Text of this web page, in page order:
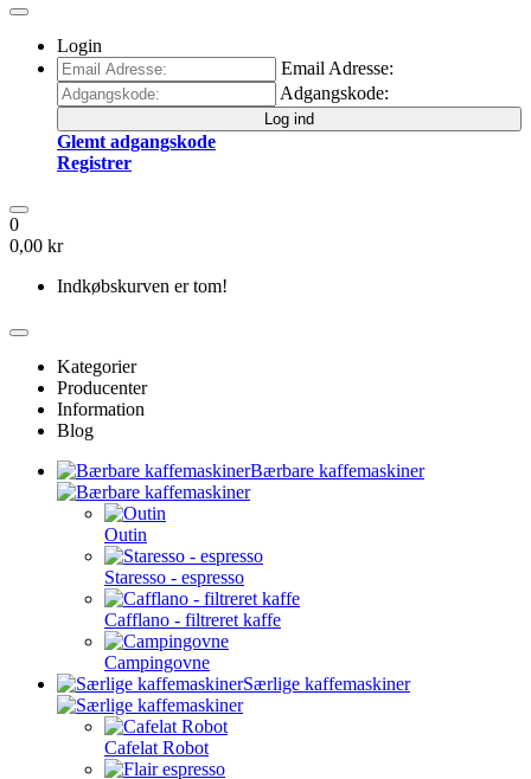
Login
Email Adresse:
Adgangskode:
Log ind
Glemt adgangskode
Registrer
0
0,00 kr
Indkøbskurven er tom!
Kategorier
Producenter
Information
Blog
Bærbare kaffemaskiner
Outin
Staresso - espresso
Cafflano - filtreret kaffe
Campingovne
Særlige kaffemaskiner
Cafelat Robot